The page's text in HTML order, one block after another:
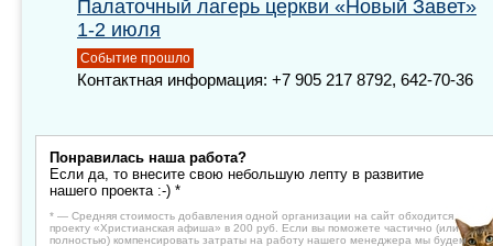
Палаточный лагерь церкви «Новый Завет»
1-2 июля
Событие прошло
Контактная информация: +7 905 217 8792, 642-70-36
Понравилась наша работа?
Если да, то внесите свою небольшую лепту в развитие
нашего проекта :-) *
* — Средняя стоимость добавления одной организации на сайт обходится
проекту «Христианская афиша» в 200 руб. Если вы поможете частично (или
полностью) компенсировать затраты на работу нашего менеджера мы будем